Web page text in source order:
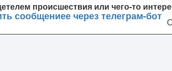
происшествия или чего-то